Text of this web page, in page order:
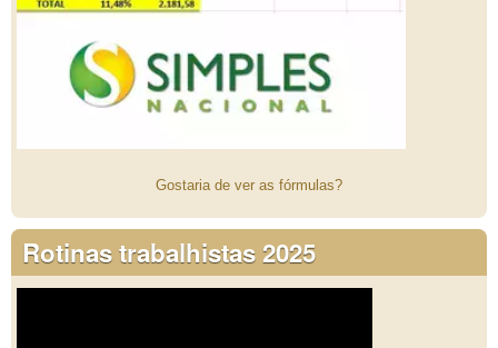
Gostaria de ver as fórmulas?
Rotinas trabalhistas 2025